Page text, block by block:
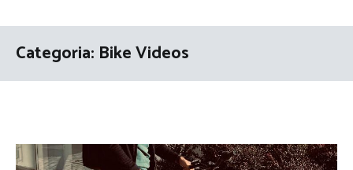
Categoria: Bike Videos